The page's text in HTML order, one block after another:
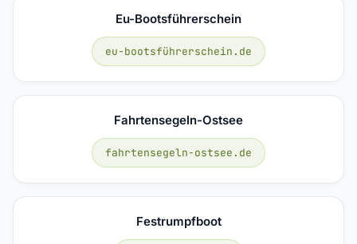
Eu-Bootsführerschein
eu-bootsführerschein.de
Fahrtensegeln-Ostsee
fahrtensegeln-ostsee.de
Festrumpfboot